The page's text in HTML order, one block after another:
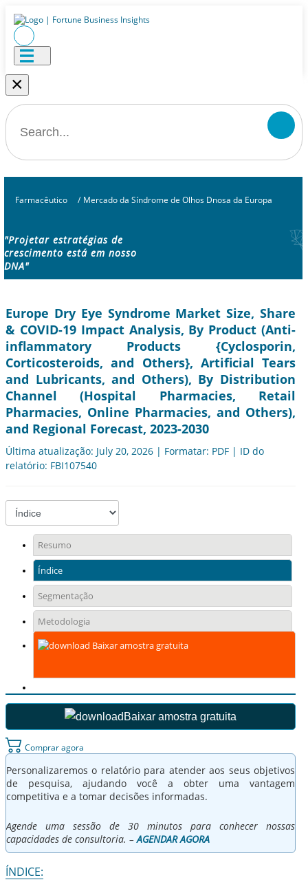
×
Farmacêutico / Mercado da Síndrome de Olhos Dnosa da Europa
"Projetar estratégias de
crescimento está em nosso
DNA"
Europe Dry Eye Syndrome Market Size, Share
& COVID-19 Impact Analysis, By Product (Anti-
inflammatory Products {Cyclosporin,
Corticosteroids, and Others}, Artificial Tears
and Lubricants, and Others), By Distribution
Channel (Hospital Pharmacies, Retail
Pharmacies, Online Pharmacies, and Others),
and Regional Forecast, 2023-2030
Última atualização: July 20, 2026 | Formatar: PDF | ID do
relatório: FBI107540
Resumo
Índice
Segmentação
Metodologia
Baixar amostra gratuita
Baixar amostra gratuita
Comprar agora
Personalizaremos o relatório para atender aos seus objetivos
de pesquisa, ajudando você a obter uma vantagem
competitiva e a tomar decisões informadas.
Agende uma sessão de 30 minutos para conhecer nossas
capacidades de consultoria. –AGENDAR AGORA
ÍNDICE: